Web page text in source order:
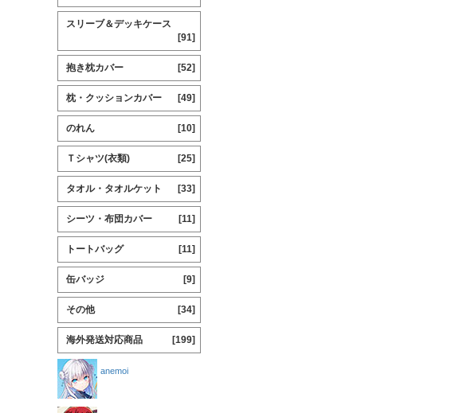
スリーブ＆デッキケース
[91]
抱き枕カバー [52]
枕・クッションカバー [49]
のれん [10]
Ｔシャツ(衣類) [25]
タオル・タオルケット [33]
シーツ・布団カバー [11]
トートバッグ [11]
缶バッジ [9]
その他 [34]
海外発送対応商品 [199]
anemoi